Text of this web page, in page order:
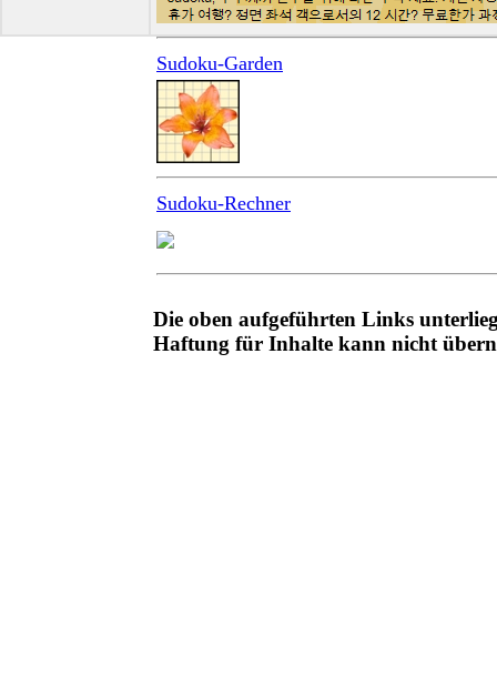
Sudoku-Garden
Sudoku-Rechner
Die oben aufgeführten Links
Haftung für Inhalte kann nicht